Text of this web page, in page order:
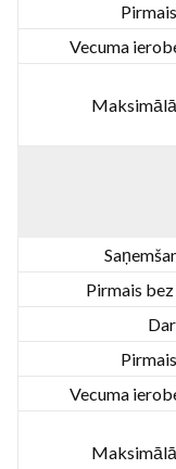
Vecuma
Pirmais
Vecuma